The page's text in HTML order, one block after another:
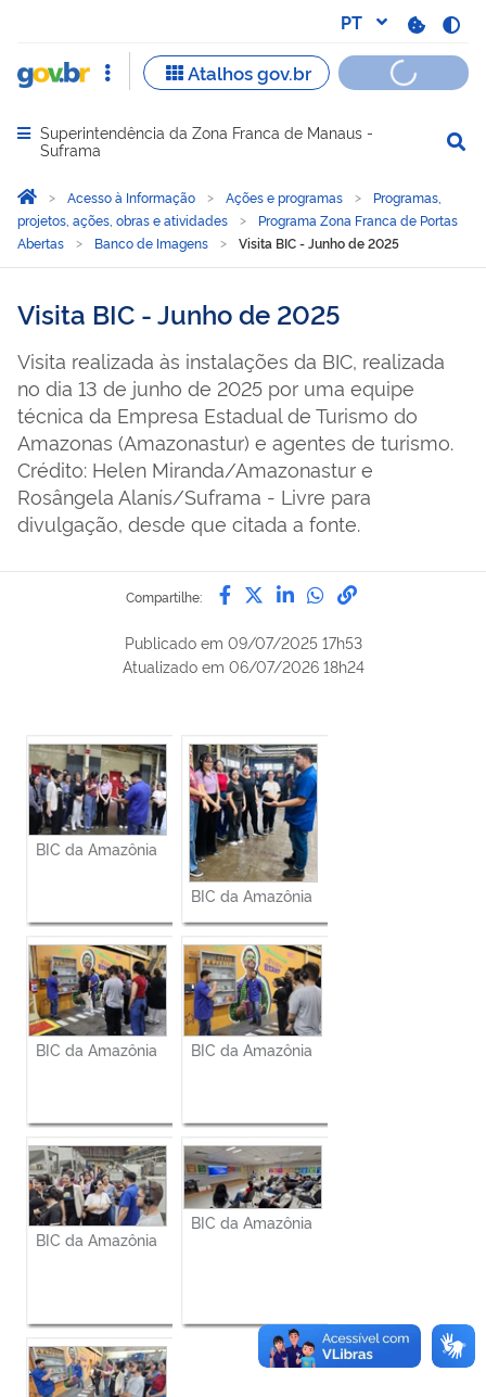
Abrir menu principal de navegação
Superintendência da Zona Franca de Manaus -
Suframa
Você está aqui:
Página Inicial
Acesso à Informação Ações e programas
Programas,
projetos, ações, obras e atividades
Programa Zona Franca de Portas
Abertas
Banco de Imagens Visita BIC - Junho de 2025
Visita BIC - Junho de 2025
Visita realizada às instalações da BIC, realizada
no dia 13 de junho de 2025 por uma equipe
técnica da Empresa Estadual de Turismo do
Amazonas (Amazonastur) e agentes de turismo.
Crédito: Helen Miranda/Amazonastur e
Rosângela Alanís/Suframa - Livre para
divulgação, desde que citada a fonte.
Compartilhe: Compartilhe por Facebook
Compartilhe por Twitter
Compartilhe por
Compartilhe
link para
Publicado em 09/07/2025 17h53
Atualizado em 06/07/2026 18h24
BIC da Amazônia
BIC da Amazônia
BIC da Amazônia BIC da Amazônia
BIC da Amazônia
BIC da Amazônia